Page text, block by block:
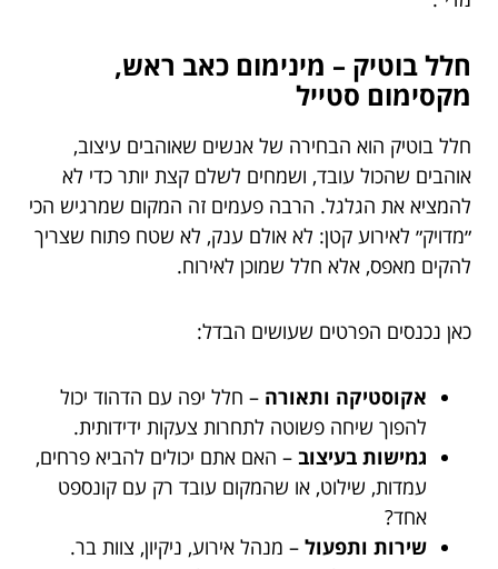
חלל בוטיק – מינימום כאב ראש,
מקסימום סטייל
חלל בוטיק הוא הבחירה של אנשים שאוהבים עיצוב,
אוהבים שהכול עובד, ושמחים לשלם קצת יותר כדי לא
להמציא את הגלגל. הרבה פעמים זה המקום שמרגיש הכי
״מדויק״ לאירוע קטן: לא אולם ענק, לא שטח פתוח שצריך
להקים מאפס, אלא חלל שמוכן לאירוח.
כאן נכנסים הפרטים שעושים הבדל:
אקוסטיקה ותאורה – חלל יפה עם הדהוד יכול
להפוך שיחה פשוטה לתחרות צעקות ידידותית.
גמישות בעיצוב – האם אתם יכולים להביא פרחים,
עמדות, שילוט, או שהמקום עובד רק עם קונספט
אחד?
שירות ותפעול – מנהל אירוע, ניקיון, צוות בר.